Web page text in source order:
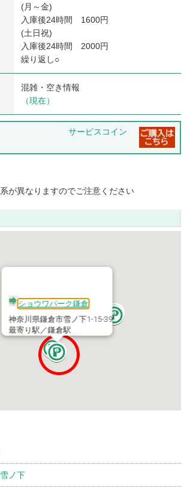
(月～金)
入庫後24時間 1600円
(土日祝)
入庫後24時間 2000円
繰り返し○
混雑・空き情報
（現在）
サービスコイン
が異なりますのでご注意ください
ショウワパーク鎌倉
神奈川県鎌倉市雪ノ下1-15-39
最寄り駅／鎌倉駅
ノ下